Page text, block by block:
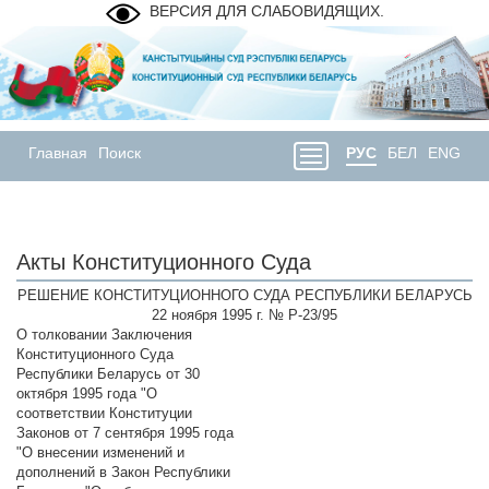
ВЕРСИЯ ДЛЯ СЛАБОВИДЯЩИХ.
Главная Поиск РУС БЕЛ ENG
Акты Конституционного Суда
РЕШЕНИЕ КОНСТИТУЦИОННОГО СУДА РЕСПУБЛИКИ БЕЛАРУСЬ
22 ноября 1995 г. № Р-23/95
О толковании Заключения
Конституционного Суда
Республики Беларусь от 30
октября 1995 года "О
соответствии Конституции
Законов от 7 сентября 1995 года
"О внесении изменений и
дополнений в Закон Республики